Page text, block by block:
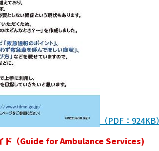
（PDF：924KB）
ド（Guide for Ambulance Services)